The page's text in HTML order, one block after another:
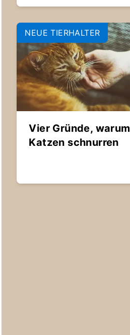
NEUE TIERHALTER
Vier Gründe, warum
Katzen schnurren